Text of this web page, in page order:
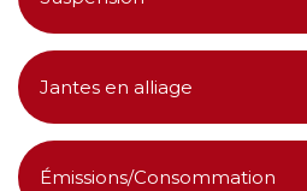
Jantes en alliage
Émissions/Consommation